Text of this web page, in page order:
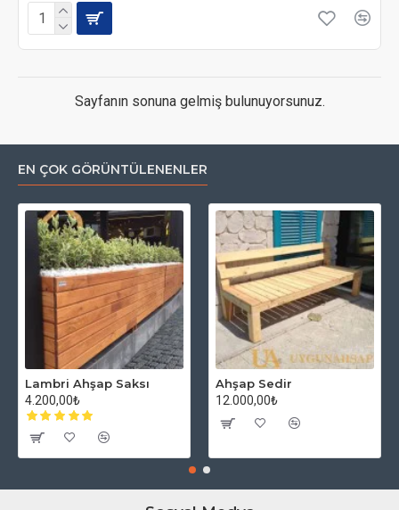
Sayfanın sonuna gelmiş bulunuyorsunuz.
EN ÇOK GÖRÜNTÜLENENLER
Lambri Ahşap Saksı
4.200,00₺
Ahşap Sedir
12.000,00₺